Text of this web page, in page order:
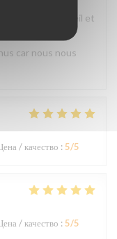
avec un accueil et
que chez les
car nous nous
/ качество : 5/5
/ качество : 5/5